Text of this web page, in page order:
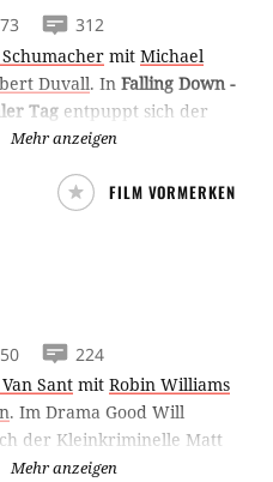
312
Schumacher mit Michael
Duvall. In Falling Down -
Tag entpuppt sich der
Douglas als mordender
Mehr anzeigen
FILM VORMERKEN
224
Sant mit Robin Williams
. Im Drama Good Will
der Kleinkriminelle Matt
heraus.
Mehr anzeigen